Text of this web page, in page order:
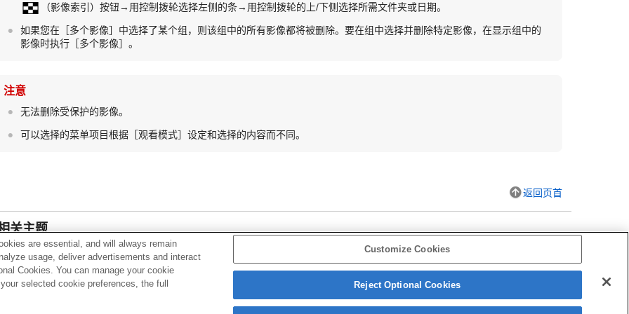
（影像索引）按钮→用控制拨轮选择左侧的条→用控制拨轮的上/下侧选择所需文件夹或日期。
如果您在［多个影像］ 中选择了某个组，则该组中的所有影像都将被删除。要在组中选择并删除特定影像，在显示组中的
影像时执行［多个影像］ 。
注意
无法删除受保护的影像。
可以选择的菜单项目根据［观看模式］ 设定和选择的内容而不同。
返回页首
关主题
以组显示
使用删除按钮
are essential, and will always remain
usage, deliver advertisements and interact
Cookies. You can manage your cookie
selected cookie preferences, the full
Customize Cookies
Reject Optional Cookies